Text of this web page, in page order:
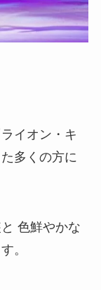
イオン・キ
多くの方に
色鮮やかな
。